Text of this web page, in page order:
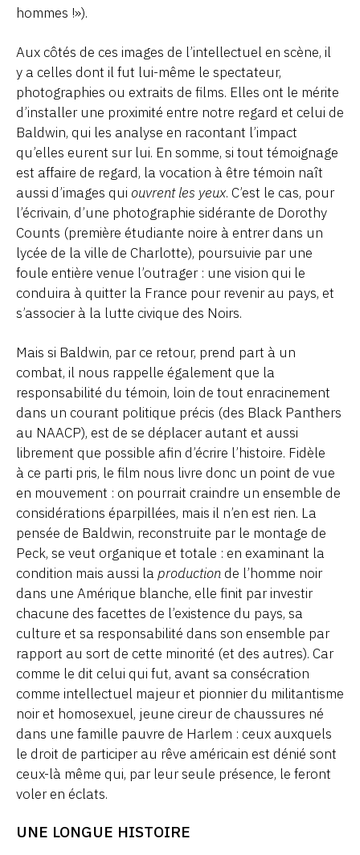
hommes !»).
Aux côtés de ces images de l’intellectuel en scène, il
y a celles dont il fut lui-même le spectateur,
photographies ou extraits de films. Elles ont le mérite
d’installer une proximité entre notre regard et celui de
Baldwin, qui les analyse en racontant l’impact
qu’elles eurent sur lui. En somme, si tout témoignage
est affaire de regard, la vocation à être témoin naît
aussi d’images qui ouvrent les yeux. C’est le cas, pour
l’écrivain, d’une photographie sidérante de Dorothy
Counts (première étudiante noire à entrer dans un
lycée de la ville de Charlotte), poursuivie par une
foule entière venue l’outrager : une vision qui le
conduira à quitter la France pour revenir au pays, et
s’associer à la lutte civique des Noirs.
Mais si Baldwin, par ce retour, prend part à un
combat, il nous rappelle également que la
responsabilité du témoin, loin de tout enracinement
dans un courant politique précis (des Black Panthers
au NAACP), est de se déplacer autant et aussi
librement que possible afin d’écrire l’histoire. Fidèle
à ce parti pris, le film nous livre donc un point de vue
en mouvement : on pourrait craindre un ensemble de
considérations éparpillées, mais il n’en est rien. La
pensée de Baldwin, reconstruite par le montage de
Peck, se veut organique et totale : en examinant la
condition mais aussi la production de l’homme noir
dans une Amérique blanche, elle finit par investir
chacune des facettes de l’existence du pays, sa
culture et sa responsabilité dans son ensemble par
rapport au sort de cette minorité (et des autres). Car
comme le dit celui qui fut, avant sa consécration
comme intellectuel majeur et pionnier du militantisme
noir et homosexuel, jeune cireur de chaussures né
dans une famille pauvre de Harlem : ceux auxquels
le droit de participer au rêve américain est dénié sont
ceux-là même qui, par leur seule présence, le feront
voler en éclats.
UNE LONGUE HISTOIRE